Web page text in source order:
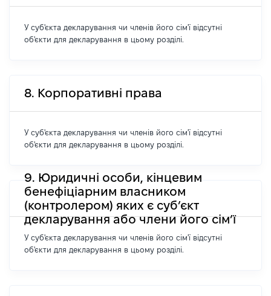
У суб'єкта декларування чи членів його сім'ї відсутні
об'єкти для декларування в цьому розділі.
8. Корпоративні права
У суб'єкта декларування чи членів його сім'ї відсутні
об'єкти для декларування в цьому розділі.
9. Юридичні особи, кінцевим
бенефіціарним власником
(контролером) яких є суб’єкт
декларування або члени його сім’ї
У суб'єкта декларування чи членів його сім'ї відсутні
об'єкти для декларування в цьому розділі.